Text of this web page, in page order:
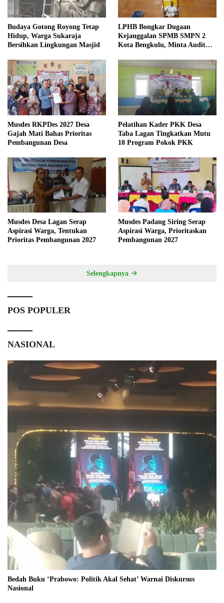
Budaya Gotong Royong Tetap
Hidup, Warga Sukaraja
Bersihkan Lingkungan Masjid
LPHB Bongkar Dugaan
Kejanggalan SPMB SMPN 2
Kota Bengkulu, Minta Audit
Musdes RKPDes 2027 Desa
Gajah Mati Bahas Prioritas
Pembangunan Desa
Pelatihan Kader PKK Desa
Taba Lagan Tingkatkan Mutu
10 Program Pokok PKK
Musdes Desa Lagan Serap
Aspirasi Warga, Tentukan
Prioritas Pembangunan 2027
Musdes Padang Siring Serap
Aspirasi Warga, Prioritaskan
Pembangunan 2027
Selengkapnya
POS POPULER
NASIONAL
Bedah Buku ‘Prabowo: Politik Akal Sehat’ Warnai Diskursus
Nasional